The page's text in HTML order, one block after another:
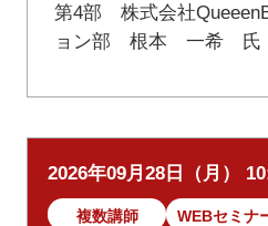
第4部 株式会社
ョン部 根本 一希 氏
2026年09月28日（月）
複数講師 WEBセミナ